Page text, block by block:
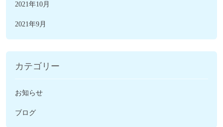
2021年10月
2021年9月
カテゴリー
お知らせ
ブログ